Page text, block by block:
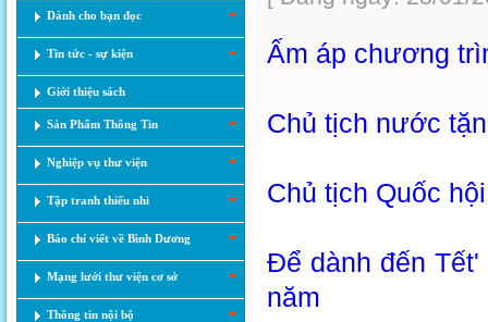
Dành cho bạn đọc
Tin tức - sự kiện
Giới thiệu sách
Sản Phẩm Thông Tin
Nghiệp vụ thư viện
Tập tranh thiếu nhi
Báo chí viết về Bình Dương
Mạng lưới thư viện cơ sở
Thông tin nội bộ
Ấm áp chương
Chủ tịch nước
Chủ tịch Quốc
Để dành đến
năm